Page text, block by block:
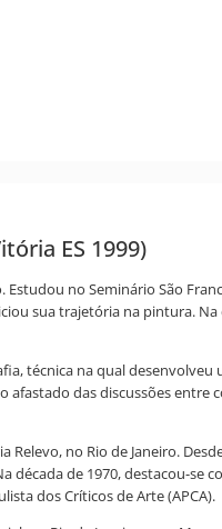
ES 1999)
no Seminário São
sua trajetória na pintura.
técnica na qual
das discussões
Relevo, no Rio de Janeiro.
década de 1970, destacou-
dos Críticos de Arte (APCA).